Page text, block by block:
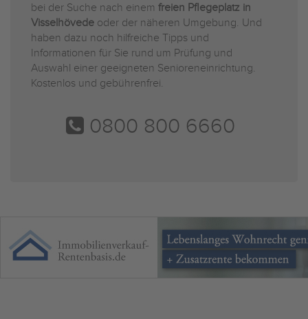
bei der Suche nach einem freien Pflegeplatz in
Visselhövede oder der näheren Umgebung. Und
haben dazu noch hilfreiche Tipps und
Informationen für Sie rund um Prüfung und
Auswahl einer geeigneten Senioreneinrichtung.
Kostenlos und gebührenfrei.
0800 800 6660